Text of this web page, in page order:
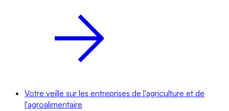
Votre veille sur les entreprises de l'agriculture et de
l'agroalimentaire